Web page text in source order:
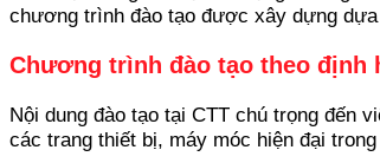
chương trình đào tạo được xây dựng
Chương trình đào tạo theo định
Nội dung đào tạo tại CTT chú trọng đến
các trang thiết bị, máy móc hiện đại